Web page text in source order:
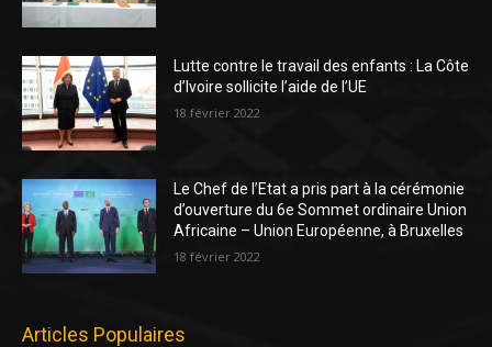
Lutte contre le travail des enfants : La Côte
d’Ivoire sollicite l’aide de l’UE
18 février 2022
Le Chef de l’Etat a pris part à la cérémonie
d’ouverture du 6e Sommet ordinaire Union
Africaine – Union Européenne, à Bruxelles
18 février 2022
Articles Populaires